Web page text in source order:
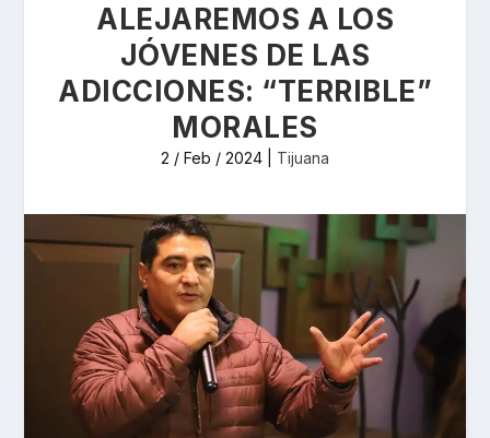
ALEJAREMOS A LOS
JÓVENES DE LAS
ADICCIONES: “TERRIBLE”
MORALES
2 / Feb / 2024 Tijuana